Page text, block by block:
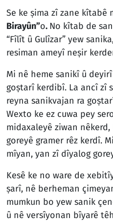
Se ke ṣima zî zane kîtabê
Birayûn”o. No kîtab de
“Fîlît û Gulîzar” yew
resiman ameyî neṣir
Mi nê heme sanikî û
goṣtarî kerdibî. La ancî zî
reyna sanikvajan ra
Wexto ke ez cuwa pey
midaxaleyê ziwan
goreyê gramer rêz kerdî.
mîyan, yan zî dîyalog
Kesê ke no ware de
ṣarî, nê berheman
mumkun bo yew sanik
û nê versîyonan bîyarê